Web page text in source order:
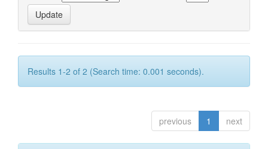
Results 1-2 of 2 (Search time: 0.001 seconds).
previous 1 next